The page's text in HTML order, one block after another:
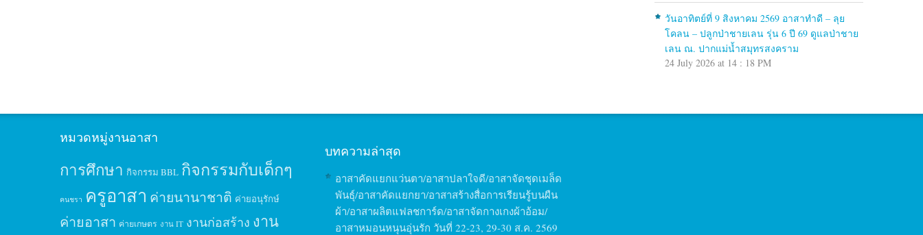
วันอาทิตย์ที่ 9 สิงหาคม 2569 อาสาทำดี – ลุย
โคลน – ปลูกป่าชายเลน รุ่น 6 ปี 69 ดูแลป่าชาย
เลน ณ. ปากแม่น้ำสมุทรสงคราม
24 July 2026 at 14 : 18 PM
หมวดหมู่งานอาสา
การศึกษา กิจกรรม BBL กิจกรรมกับเด็กๆ
คนชรา ครูอาสา ค่ายนานาชาติ ค่ายอนุรักษ์
ค่ายอาสา ค่ายเกษตร งาน IT งานก่อสร้าง งาน
บทความล่าสุด
อาสาคัดแยกแว่นตา/อาสาปลาใจดี/อาสาจัดชุดเมล็ด
พันธุ์/อาสาคัดแยกยา/อาสาสร้างสื่อการเรียนรู้บนผืน
ผ้า/อาสาผลิตแฟลชการ์ด/อาสาจัดกางเกงผ้าอ้อม/
อาสาหมอนหนุนอุ่นรัก วันที่ 22-23, 29-30 ส.ค. 2569